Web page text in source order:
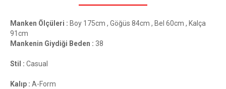
Manken Ölçüleri : Boy 175cm , Göğüs 84cm , Bel 60cm , Kalça
91cm
Mankenin Giydiği Beden : 38
Stil : Casual
Kalıp : A-Form